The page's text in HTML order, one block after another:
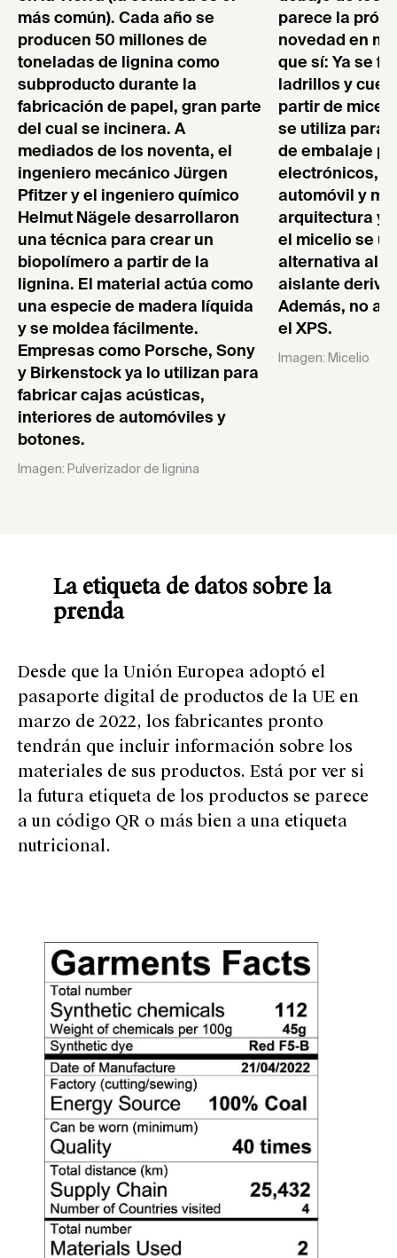
más común). Cada año se
producen 50 millones de
toneladas de lignina como
subproducto durante la
fabricación de papel, gran parte
del cual se incinera. A
mediados de los noventa, el
ingeniero mecánico Jürgen
Pfitzer y el ingeniero químico
Helmut Nägele desarrollaron
una técnica para crear un
biopolímero a partir de la
lignina. El material actúa como
una especie de madera líquida
y se moldea fácilmente.
Empresas como Porsche, Sony
y Birkenstock ya lo utilizan para
fabricar cajas acústicas,
interiores de automóviles y
botones.
Imagen: Pulverizador de lignina
parece la
novedad en
que sí: Ya se
ladrillos y
partir de
se utiliza para
de embalaje
electrónicos,
automóvil y
arquitectura y
el micelio se
alternativa al
aislante
Además, no
el XPS.
Imagen: Micelio
La etiqueta de datos sobre la
prenda
Desde que la Unión Europea adoptó el
pasaporte digital de productos de la UE en
marzo de 2022, los fabricantes pronto
tendrán que incluir información sobre los
materiales de sus productos. Está por ver si
la futura etiqueta de los productos se parece
a un código QR o más bien a una etiqueta
nutricional.